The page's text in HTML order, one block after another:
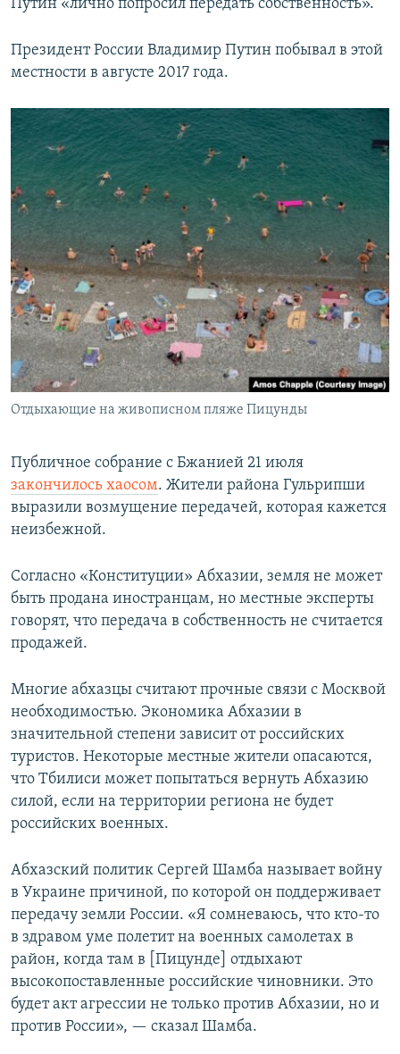
Путин «лично попросил передать собственность».
Президент России Владимир Путин побывал в этой
местности в августе 2017 года.
Отдыхающие на живописном пляже Пицунды
Публичное собрание с Бжанией 21 июля
закончилось хаосом. Жители района Гульрипши
выразили возмущение передачей, которая кажется
неизбежной.
Согласно «Конституции» Абхазии, земля не может
быть продана иностранцам, но местные эксперты
говорят, что передача в собственность не считается
продажей.
Многие абхазцы считают прочные связи с Москвой
необходимостью. Экономика Абхазии в
значительной степени зависит от российских
туристов. Некоторые местные жители опасаются,
что Тбилиси может попытаться вернуть Абхазию
силой, если на территории региона не будет
российских военных.
Абхазский политик Сергей Шамба называет войну
в Украине причиной, по которой он поддерживает
передачу земли России. «Я сомневаюсь, что кто-то
в здравом уме полетит на военных самолетах в
район, когда там в [Пицунде] отдыхают
высокопоставленные российские чиновники. Это
будет акт агрессии не только против Абхазии, но и
против России», — сказал Шамба.